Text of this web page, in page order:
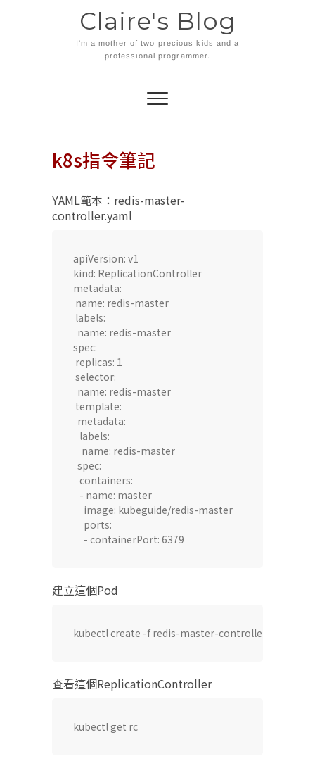
Claire's Blog
I'm a mother of two precious kids and a
professional programmer.
k8s指令筆記
YAML範本：redis-master-
controller.yaml
apiVersion: v1
kind: ReplicationController
metadata:
name: redis-master
labels:
  name: redis-master
spec:
replicas: 1
selector:
  name: redis-master
template:
  metadata:
   labels:
    name: redis-master
  spec:
   containers:
   - name: master
     image: kubeguide/redis-master
     ports:
     - containerPort: 6379
建立這個Pod
kubectl create -f redis-master-controller.yaml
查看這個ReplicationController
kubectl get rc